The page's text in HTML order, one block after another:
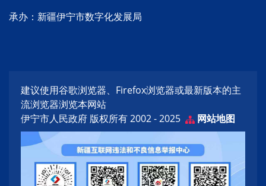
承办：新疆伊宁市数字化发展局
建议使用谷歌浏览器、Firefox浏览器或最新版本的主
流浏览器浏览本网站
伊宁市人民政府 版权所有 2002 - 2025
网站地图